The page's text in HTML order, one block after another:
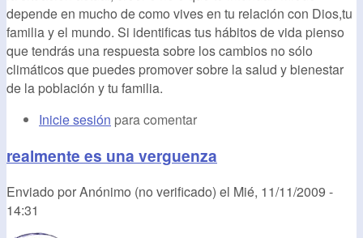
depende en mucho de como vives en tu relación con Dios,tu
familia y el mundo. Si identificas tus hábitos de vida pienso
que tendrás una respuesta sobre los cambios no sólo
climáticos que puedes promover sobre la salud y bienestar
de la población y tu familia.
Inicie sesión para comentar
realmente es una verguenza
Enviado porAnónimo (no verificado) el Mié, 11/11/2009 -
14:31